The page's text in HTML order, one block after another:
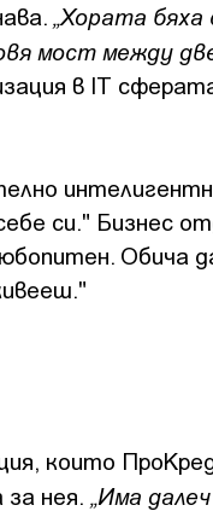
„Хората бяха
мост между
в IT
си." Бизнес
Обича
които
нея. „Има